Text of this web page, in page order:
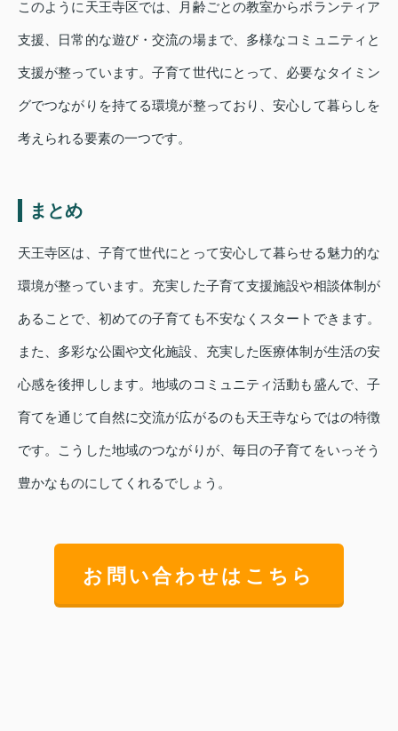
このように天王寺区では、月齢ごとの教室からボランティア
支援、日常的な遊び・交流の場まで、多様なコミュニティと
支援が整っています。子育て世代にとって、必要なタイミン
グでつながりを持てる環境が整っており、安心して暮らしを
考えられる要素の一つです。
まとめ
天王寺区は、子育て世代にとって安心して暮らせる魅力的な
環境が整っています。充実した子育て支援施設や相談体制が
あることで、初めての子育ても不安なくスタートできます。
また、多彩な公園や文化施設、充実した医療体制が生活の安
心感を後押しします。地域のコミュニティ活動も盛んで、子
育てを通じて自然に交流が広がるのも天王寺ならではの特徴
です。こうした地域のつながりが、毎日の子育てをいっそう
豊かなものにしてくれるでしょう。
お問い合わせはこちら